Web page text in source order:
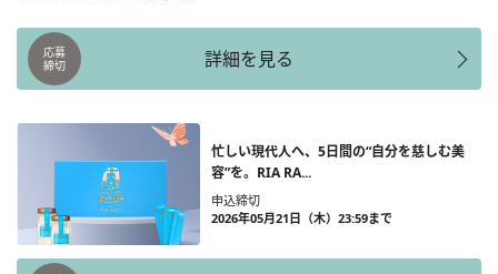
詳細を見る
応募
締切
忙しい現代人へ、5日間の“自分を慈しむ美
容”を。RIA RA...
申込締切
2026年05月21日（木）23:59まで